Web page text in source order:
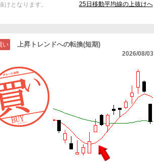
けとなります。
25日移動平均線の上抜けへ
い 上昇トレンドへの転換(短期)
2026/08/03